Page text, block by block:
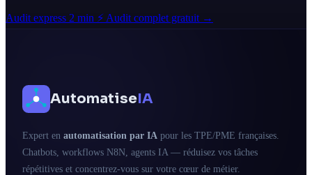
Audit express 2 min ⚡ Audit complet gratuit →
AutomatiseIA
Expert en automatisation par IA pour les TPE/PME françaises.
Chatbots, workflows N8N, agents IA — réduisez vos tâches
répétitives et concentrez-vous sur votre cœur de métier.